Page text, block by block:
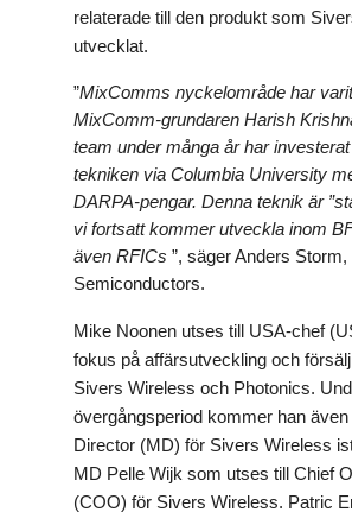
relaterade till den produkt som
utvecklat.
”MixComms nyckelområde har
MixComm-grundaren Harish
team under många år har
tekniken via Columbia University
DARPA-pengar. Denna teknik är
vi fortsatt kommer utveckla inom
även RFICs ”, säger Anders
Semiconductors.
Mike Noonen utses till USA-chef
fokus på affärsutveckling och
Sivers Wireless och Photonics.
övergångsperiod kommer han
Director (MD) för Sivers Wireless
MD Pelle Wijk som utses till Chief
(COO) för Sivers Wireless. Patric